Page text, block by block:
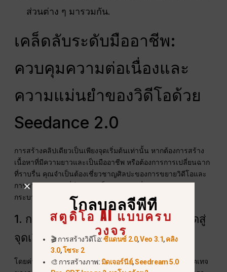
ส่วนต่าง ๆ มารวมกัน.
เคล็ดลับระดับมืออาชีพ:
ควบคุมความต่อเนื่องและ
ความแม่นยำของวิดีโอด้วย
Seedance 2.0
การสร้างคลิปเดียวเป็นเพียงจุดเริ่มต้นเท่านั้น หากต้องการสร้าง
เนื้อหาที่มีความยาวและเป็นมืออาชีพ หรือต้องการการเปลี่ยนฉาก
ที่ราบรื่น คุณจำเป็นต้องเชี่ยวชาญศิลปะของการขยายวิดีโอและ
การควบคุมเฟรม นี่คือสามเคล็ดลับสำคัญที่จะยกระดับ
กระบวนการผลิตของคุณ:
1. การเชี่ยวชาญการไหลจาก “จุดสิ้นสุดสู่
จุดเริ่มต้น”
โดยค่าเริ่มต้น,ขยายวิดีโอฟีเจอร์นี้เน้นที่ “ส่วนท้าย” ของฟุตเทจ
โกลบอลจีพีที
สตูดิโอ AI แบบครบ
วงจร
🎬 การสร้างวิดีโอ:ซีแดนซ์ 2.0,Veo 3.1,คลิง
3.0,โซระ 2
🎨 การสร้างภาพ: มิดเจอร์นีย์,Seedream 5.0